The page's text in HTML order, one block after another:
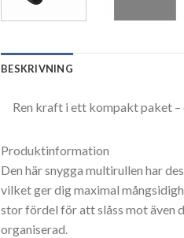
BESKRIVNING
Ren kraft i ett kompakt paket
Produktinformation
Den här snygga multirullen har
vilket ger dig maximal
stor fördel för att slåss mot även
organiserad.